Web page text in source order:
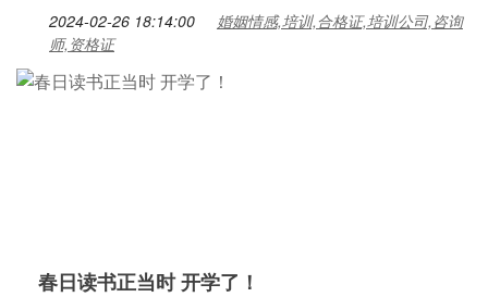
2024-02-26 18:14:00
婚姻情感,培训,合格证,培训公司,咨询
师,资格证
春日读书正当时 开学了！